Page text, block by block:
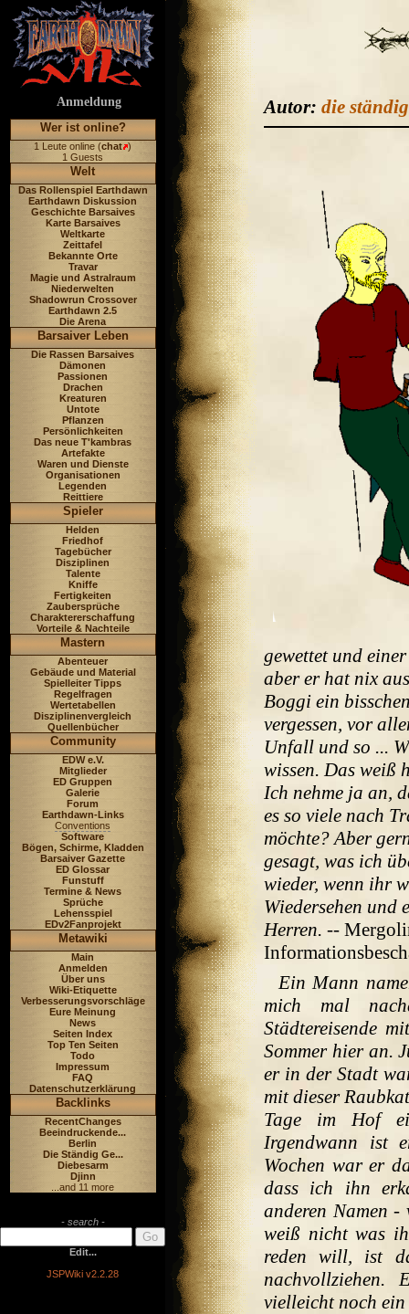
Anmeldung
Wer ist online?
1 Leute online (chat )
1 Guests
Welt
Das Rollenspiel Earthdawn
Earthdawn Diskussion
Geschichte Barsaives
Karte Barsaives
Weltkarte
Zeittafel
Bekannte Orte
Travar
Magie und Astralraum
Niederwelten
Shadowrun Crossover
Earthdawn 2.5
Die Arena
Barsaiver Leben
Die Rassen Barsaives
Dämonen
Passionen
Drachen
Kreaturen
Untote
Pflanzen
Persönlichkeiten
Das neue T'kambras
Artefakte
Waren und Dienste
Organisationen
Legenden
Reittiere
Spieler
Helden
Friedhof
Tagebücher
Disziplinen
Talente
Kniffe
Fertigkeiten
Zaubersprüche
Charaktererschaffung
Vorteile & Nachteile
Mastern
Abenteuer
Gebäude und Material
Spielleiter Tipps
Regelfragen
Wertetabellen
Disziplinenvergleich
Quellenbücher
Community
EDW e.V.
Mitglieder
ED Gruppen
Galerie
Forum
Earthdawn-Links
Conventions
Software
Bögen, Schirme, Kladden
Barsaiver Gazette
ED Glossar
Funstuff
Termine & News
Sprüche
Lehensspiel
EDv2Fanprojekt
Metawiki
Main
Anmelden
Über uns
Wiki-Etiquette
Verbesserungsvorschläge
Eure Meinung
News
Seiten Index
Top Ten Seiten
Todo
Impressum
FAQ
Datenschutzerklärung
Backlinks
RecentChanges
Beeindruckende...
Berlin
Die Ständig Ge...
Diebesarm
Djinn
...and 11 more
- search -
Edit...
JSPWiki v2.2.28
Autor: die
gewettet und
aber er hat nix
Boggi ein
vergessen, vor
Unfall und so ...
wissen. Das weiß
Ich nehme ja an,
es so viele nach
möchte? Aber
gesagt, was ich
wieder, wenn ihr
Wiedersehen und
Herren. --
Ein Mann
mich mal
Städtereisende
Sommer hier an.
er in der Stadt
mit dieser
Tage im Hof
Irgendwann ist
Wochen war er
dass ich ihn
anderen Namen
weiß nicht was
reden will, ist
vielleicht noch